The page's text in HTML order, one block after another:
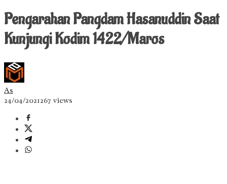
Pengarahan Pangdam Hasanuddin Saat
Kunjungi Kodim 1422/Maros
As
24/04/2021267 views